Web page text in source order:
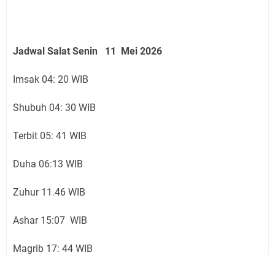
Jadwal Salat Senin 11 Mei 2026
Imsak 04: 20 WIB
Shubuh 04: 30 WIB
Terbit 05: 41 WIB
Duha 06:13 WIB
Zuhur 11.46 WIB
Ashar 15:07 WIB
Magrib 17: 44 WIB